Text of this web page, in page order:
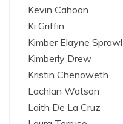
Kevin Cahoon
Ki Griffin
Kimber Elayne Sprawl
Kimberly Drew
Kristin Chenoweth
Lachlan Watson
Laith De La Cruz